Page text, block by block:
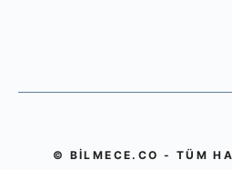
© BILMECE.CO - TÜM